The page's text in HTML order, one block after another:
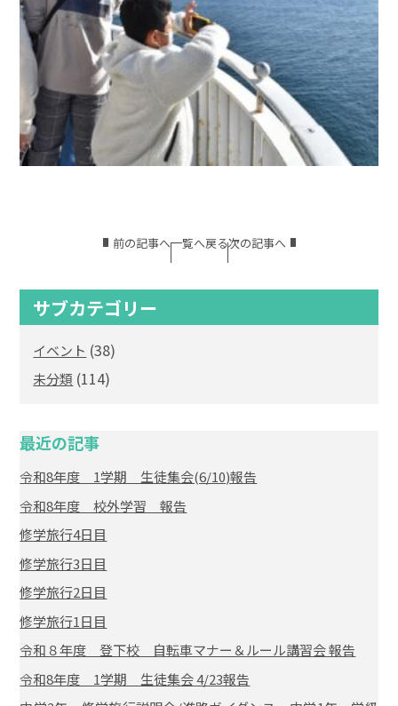
前の記事へ一覧へ戻る次の記事へ
サブカテゴリー
イベント (38)
未分類 (114)
最近の記事
令和8年度 1学期 生徒集会(6/10)報告
令和8年度 校外学習 報告
修学旅行4日目
修学旅行3日目
修学旅行2日目
修学旅行1日目
令和８年度 登下校 自転車マナー＆ルール講習会 報告
令和8年度 1学期 生徒集会 4/23報告